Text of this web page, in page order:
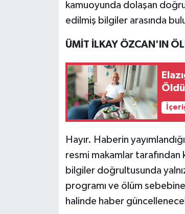
kamuoyunda dolaşan
edilmiş bilgiler arasında
ÜMİT İLKAY ÖZCAN'IN
Hayır. Haberin
resmi makamlar tarafından
bilgiler doğrultusunda
programı ve ölüm
halinde haber